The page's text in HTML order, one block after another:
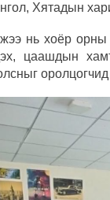
Хятадын
нь хоёр
цаашдын